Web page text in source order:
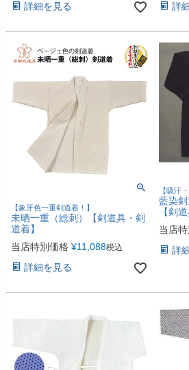
詳細を見る 詳
【象牙色一重剣道着！】
未晒一重（総刺）【剣道具・剣
道着】
当店特別価格 ¥11,088税込
詳細を見る
【吸汗
藍染
【剣
当店
詳